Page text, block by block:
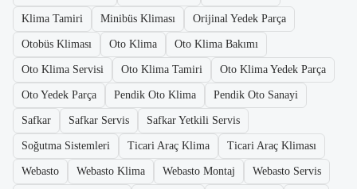
Klima Tamiri Minibüs Kliması Orijinal Yedek Parça
Otobüs Kliması Oto Klima Oto Klima Bakımı
Oto Klima Servisi Oto Klima Tamiri Oto Klima Yedek Parça
Oto Yedek Parça Pendik Oto Klima Pendik Oto Sanayi
Safkar Safkar Servis Safkar Yetkili Servis
Soğutma Sistemleri Ticari Araç Klima Ticari Araç Kliması
Webasto Webasto Klima Webasto Montaj Webasto Servis